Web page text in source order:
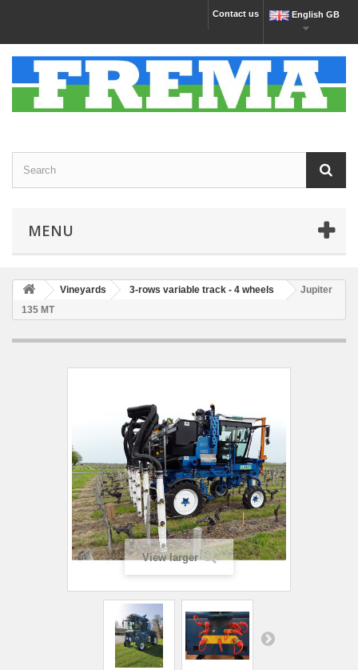
English GB
Contact us
MENU
Vineyards 3-rows variable track - 4 wheels
Jupiter
135 MT
View larger